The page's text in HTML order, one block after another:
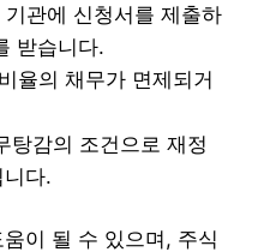
관에 신청서를 제출하
받습니다.
율의 채무가 면제되거
탕감의 조건으로 재정
다.
이 될 수 있으며, 주식